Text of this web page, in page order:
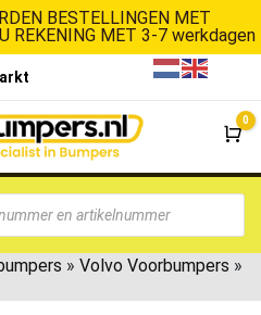
BESTELLINGEN MET
REKENING MET 3-7 werkdagen
0
» Volvo Voorbumpers »